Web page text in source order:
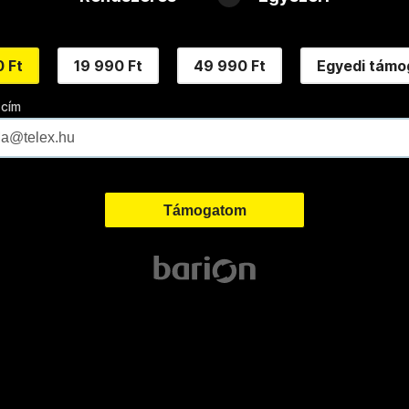
Ft 19 990 Ft 49 990 Ft Egyedi